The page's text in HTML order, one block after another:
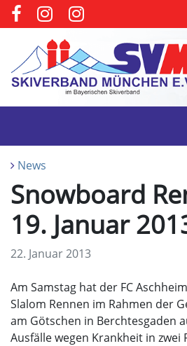
News
Snowboard
19. Januar
22. Januar 2013
Am Samstag hat der FC
Slalom Rennen im Rahmen der
am Götschen in Berchtesgaden
Ausfälle wegen Krankheit in zwei